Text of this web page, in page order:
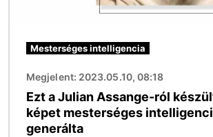
Mesterséges intelligencia
Megjelent: 2023.05.10, 08:18
Ezt a Julian Assange-ról
képet mesterséges
generálta